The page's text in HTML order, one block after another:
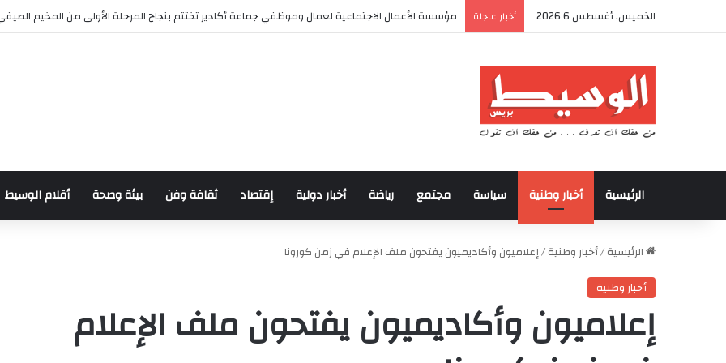
الخميس, أغسطس 6 2026 أخبار عاجلة أكادير تحتضن كأس العرش للدراجات بمناسبة الذكرى السابعة والعشرين لعيد العرش المجيد
الرئيسية أخبار وطنية سياسة مجتمع رياضة أخبار دولية إقتصاد ثقافة وفن بيئة وصحة أقلام الوسيط
الرئيسية/أخبار وطنية/إعلاميون وأكاديميون يفتحون ملف الإعلام في زمن كورونا
أخبار وطنية
إعلاميون وأكاديميون يفتحون ملف الإعلام